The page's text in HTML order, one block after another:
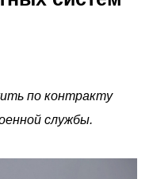
по контракту
службы.